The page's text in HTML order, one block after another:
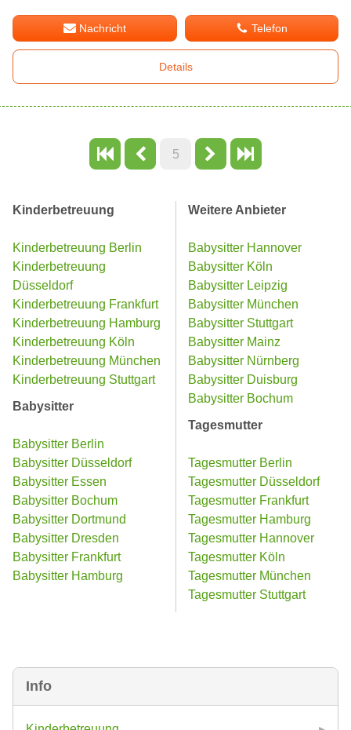
Info
Nachricht Telefon
Details
5
Kinderbetreuung
Kinderbetreuung Berlin
Kinderbetreuung
Düsseldorf
Kinderbetreuung Frankfurt
Kinderbetreuung Hamburg
Kinderbetreuung Köln
Kinderbetreuung München
Kinderbetreuung Stuttgart
Babysitter
Babysitter Berlin
Babysitter Düsseldorf
Babysitter Essen
Babysitter Bochum
Babysitter Dortmund
Babysitter Dresden
Babysitter Frankfurt
Babysitter Hamburg
Weitere Anbieter
Babysitter Hannover
Babysitter Köln
Babysitter Leipzig
Babysitter München
Babysitter Stuttgart
Babysitter Mainz
Babysitter Nürnberg
Babysitter Duisburg
Babysitter Bochum
Tagesmutter
Tagesmutter Berlin
Tagesmutter Düsseldorf
Tagesmutter Frankfurt
Tagesmutter Hamburg
Tagesmutter Hannover
Tagesmutter Köln
Tagesmutter München
Tagesmutter Stuttgart